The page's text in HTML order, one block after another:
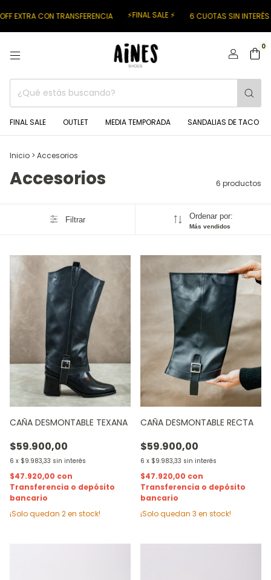
EXTRA CON TRANSFERENCIA ⚡FINAL SALE ⚡ 6 CUOTAS SIN INTERÉS
0
FINAL SALE OUTLET MEDIA TEMPORADA SANDALIAS DE TACO
Inicio > Accesorios
Accesorios 6 productos
Filtrar Ordenar por:
Más vendidos
CAÑA DESMONTABLE TEXANA
$59.900,00
6 x $9.983,33 sin interés
$47.920,00 con
Transferencia o depósito
bancario
¡Solo quedan 2en stock!
CAÑA DESMONTABLE RECTA
$59.900,00
6 x $9.983,33 sin interés
$47.920,00 con
Transferencia o depósito
bancario
¡Solo quedan 3 en stock!